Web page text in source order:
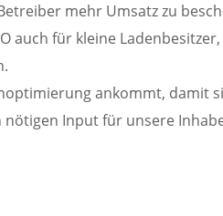
mehr Umsatz zu
auch für kleine
ankommt, damit
Input für unsere